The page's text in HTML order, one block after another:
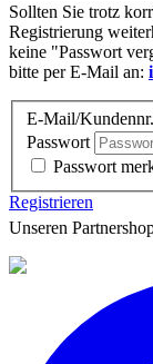
Sollten Sie trotz
Registrierung
keine "Passwort
bitte per E-Mail an:
E-Mail/
Passwort
Passwort
Registrieren
Unseren